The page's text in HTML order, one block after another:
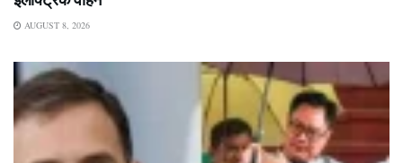
AUGUST 8, 2026